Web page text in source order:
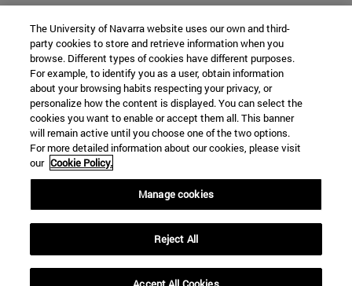
The University of Navarra website uses our own and third-
party cookies to store and retrieve information when you
browse. Different types of cookies have different purposes.
For example, to identify you as a user, obtain information
about your browsing habits respecting your privacy, or
personalize how the content is displayed. You can select the
cookies you want to enable or accept them all. This banner
will remain active until you choose one of the two options.
For more detailed information about our cookies, please visit
our Cookie Policy.
Manage cookies
Reject All